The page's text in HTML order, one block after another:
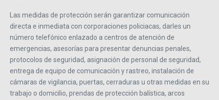
Las medidas de protección serán garantizar comunicación
directa e inmediata con corporaciones policiacas, darles un
número telefónico enlazado a centros de atención de
emergencias, asesorías para presentar denuncias penales,
protocolos de seguridad, asignación de personal de seguridad,
entrega de equipo de comunicación y rastreo, instalación de
cámaras de vigilancia, puertas, cerraduras u otras medidas en su
trabajo o domicilio, prendas de protección balística, arcos